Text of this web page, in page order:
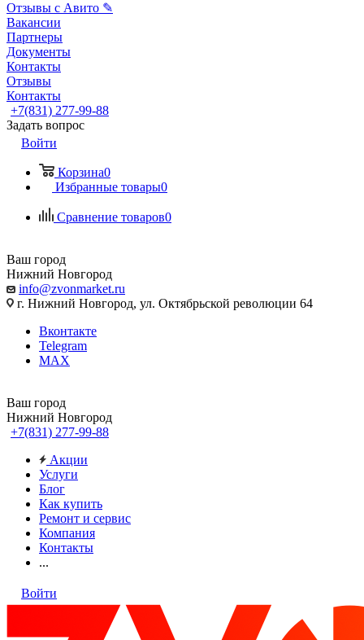
Отзывы с Авито ✎
Вакансии
Партнеры
Документы
Контакты
Отзывы
Контакты
+7(831) 277-99-88
Задать вопрос
Войти
Корзина0
Избранные товары0
Сравнение товаров0
Ваш город
Нижний Новгород
info@zvonmarket.ru
г. Нижний Новгород, ул. Октябрьской революции 64
Вконтакте
Telegram
MAX
Ваш город
Нижний Новгород
+7(831) 277-99-88
Акции
Услуги
Блог
Как купить
Ремонт и сервис
Компания
Контакты
...
Войти